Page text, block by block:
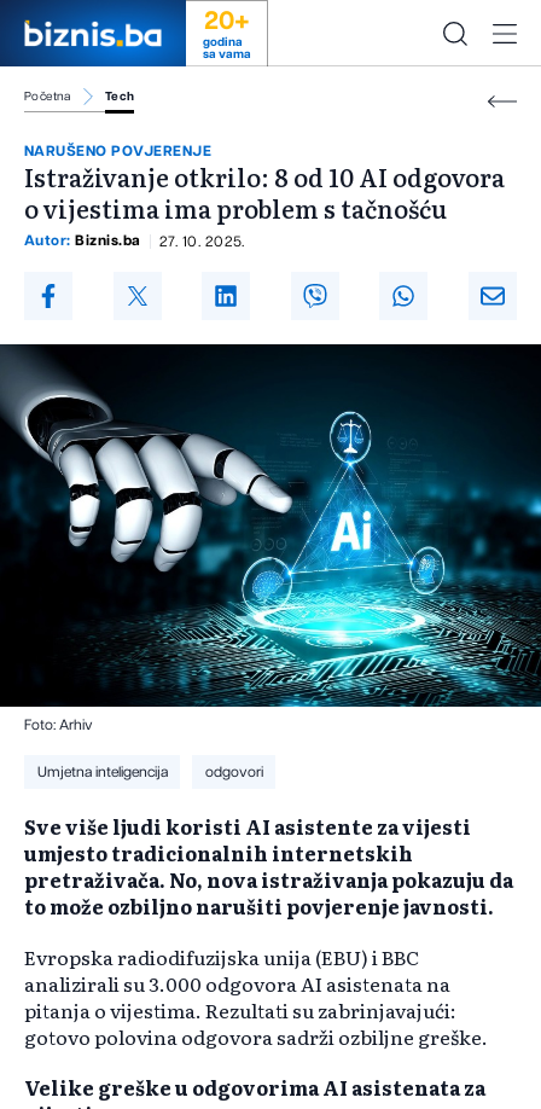
20+
godina
sa vama
Početna Tech
NARUŠENO POVJERENJE
Istraživanje otkrilo: 8 od 10 AI odgovora
o vijestima ima problem s tačnošću
Autor: Biznis.ba 27. 10. 2025.
Foto: Arhiv
Umjetna inteligencija odgovori
Sve više ljudi koristi AI asistente za vijesti
umjesto tradicionalnih internetskih
pretraživača. No, nova istraživanja pokazuju da
to može ozbiljno narušiti povjerenje javnosti.
Evropska radiodifuzijska unija (EBU) i BBC
analizirali su 3.000 odgovora AI asistenata na
pitanja o vijestima. Rezultati su zabrinjavajući:
gotovo polovina odgovora sadrži ozbiljne greške.
Velike greške u odgovorima AI asistenata za